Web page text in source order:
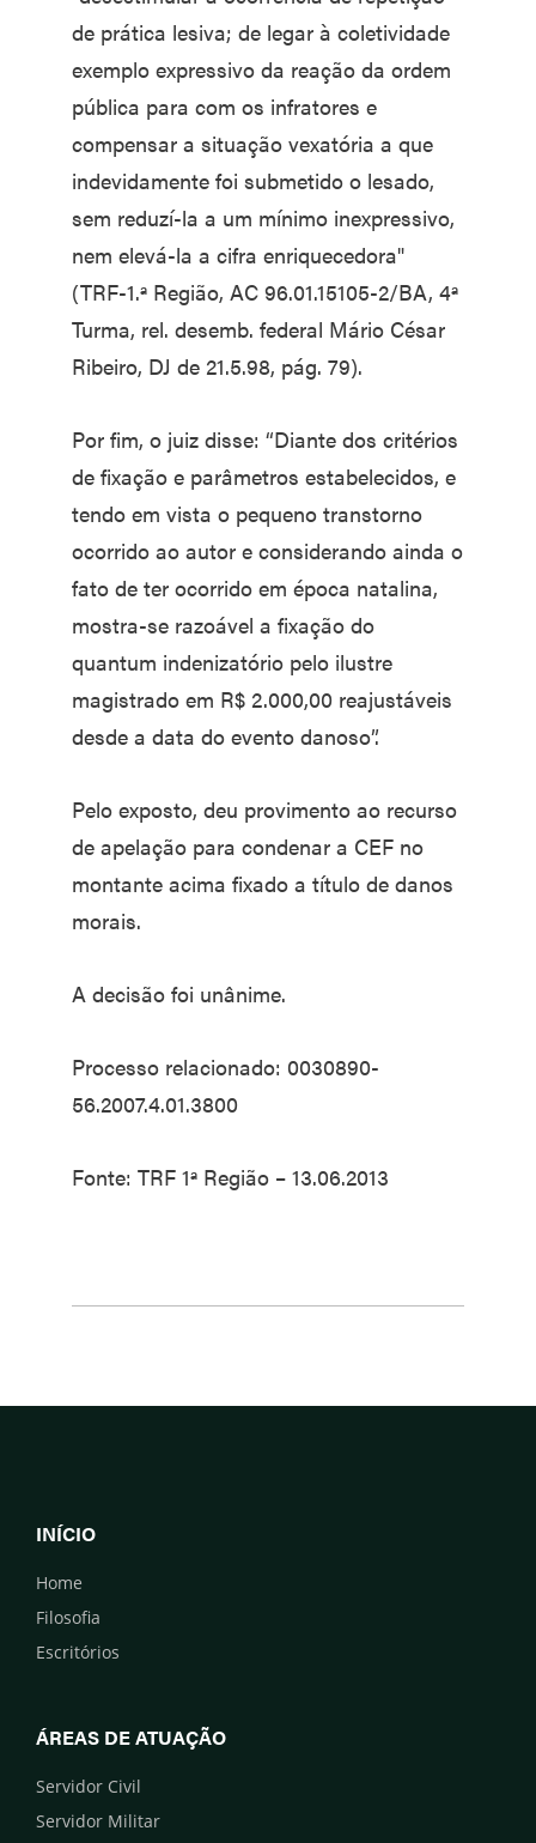
de prática lesiva; de legar à coletividade
exemplo expressivo da reação da ordem
pública para com os infratores e
compensar a situação vexatória a que
indevidamente foi submetido o lesado,
sem reduzí-la a um mínimo inexpressivo,
nem elevá-la a cifra enriquecedora"
(TRF-1.ª Região, AC 96.01.15105-2/BA, 4ª
Turma, rel. desemb. federal Mário César
Ribeiro, DJ de 21.5.98, pág. 79).
Por fim, o juiz disse: “Diante dos critérios
de fixação e parâmetros estabelecidos, e
tendo em vista o pequeno transtorno
ocorrido ao autor e considerando ainda o
fato de ter ocorrido em época natalina,
mostra-se razoável a fixação do
quantum indenizatório pelo ilustre
magistrado em R$ 2.000,00 reajustáveis
desde a data do evento danoso”.
Pelo exposto, deu provimento ao recurso
de apelação para condenar a CEF no
montante acima fixado a título de danos
morais.
A decisão foi unânime.
Processo relacionado: 0030890-
56.2007.4.01.3800
Fonte: TRF 1ª Região – 13.06.2013
INÍCIO
Home
Filosofia
Escritórios
ÁREAS DE ATUAÇÃO
Servidor Civil
Servidor Militar